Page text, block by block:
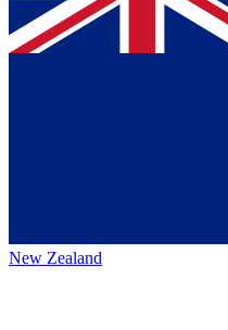
New Zealand